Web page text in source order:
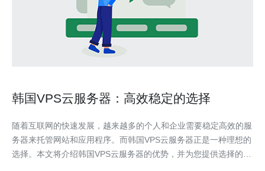
韩国VPS云服务器：高效稳定的选择
随着互联网的快速发展，越来越多的个人和企业需要稳定高效的服
务器来托管网站和应用程序。而韩国VPS云服务器正是一种理想的
选择。本文将介绍韩国VPS云服务器的优势，并为您提供选择的建